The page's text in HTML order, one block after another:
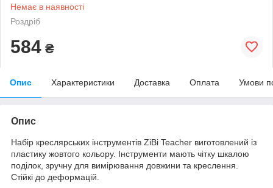
Немає в наявності
Роздріб
584 ₴
Опис Характеристики Доставка Оплата Умови
Опис
Набір креслярських інструментів ZiBi Teacher виготовлений із
пластику жовтого кольору. Інструменти мають чітку шкалою
поділок, зручну для вимірювання довжини та креслення.
Стійкі до деформацій.